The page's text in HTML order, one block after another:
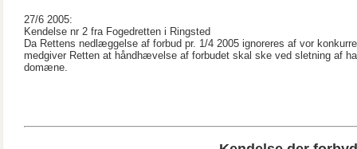
27/6 2005:
Kendelse nr 2 fra Fogedretten i Ringsted
Da Rettens nedlæggelse af forbud pr. 1/4 2005 ignoreres af vor
medgiver Retten at håndhævelse af forbudet skal ske ved sletning af
domæne.